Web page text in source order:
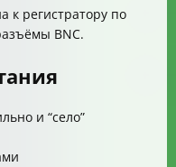
к регистратору по
BNC.
и “село”